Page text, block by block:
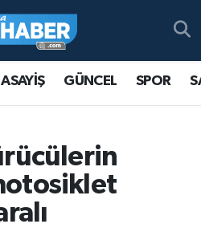
ASAYİŞ GÜNCEL SPOR
Haritası
ve Fikstür